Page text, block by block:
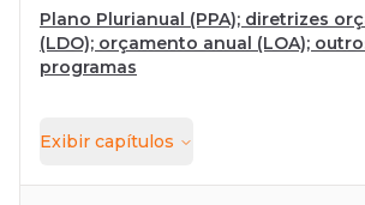
Plano Plurianual (PPA); diretrizes
(LDO); orçamento anual (LOA);
programas
Exibir capítulos